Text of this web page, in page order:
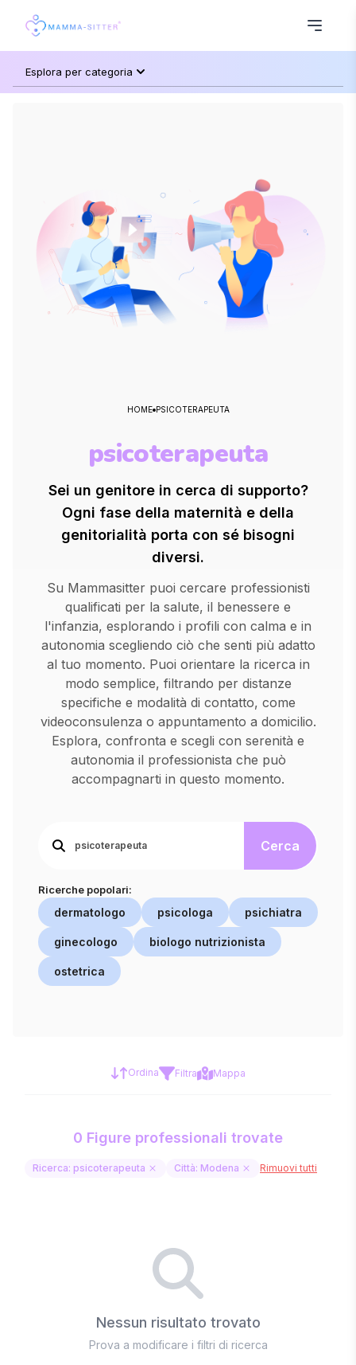
Esplora per categoria
HOME PSICOTERAPEUTA
psicoterapeuta
Sei un genitore in cerca di supporto?
Ogni fase della maternità e della
genitorialità porta con sé bisogni
diversi.
Su Mammasitter puoi cercare professionisti
qualificati per la salute, il benessere e
l'infanzia, esplorando i profili con calma e in
autonomia scegliendo ciò che senti più adatto
al tuo momento. Puoi orientare la ricerca in
modo semplice, filtrando per distanze
specifiche e modalità di contatto, come
videoconsulenza o appuntamento a domicilio.
Esplora, confronta e scegli con serenità e
autonomia il professionista che può
accompagnarti in questo momento.
Cerca
Ricerche popolari:
dermatologo psicologa psichiatra
ginecologo biologo nutrizionista
ostetrica
Ordina Filtra Mappa
0 Figure professionali trovate
Ricerca: psicoterapeuta Città: Modena Rimuovi tutti
Nessun risultato trovato
Prova a modificare i filtri di ricerca